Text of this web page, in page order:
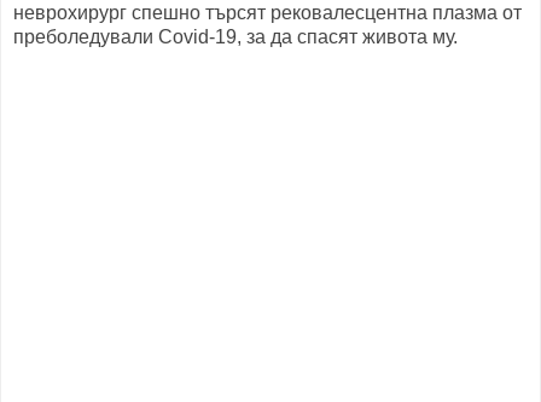
неврохирург спешно търсят рековалесцентна плазма от
преболедували Covid-19, за да спасят живота му.